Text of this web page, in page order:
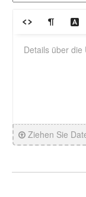
Ziehen Sie